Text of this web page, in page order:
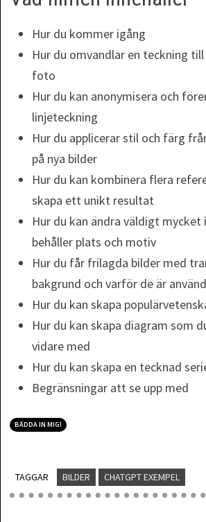
Hur du kommer igång
Hur du omvandlar en teckning
foto
Hur du kan anonymisera och
linjeteckning
Hur du applicerar stil och färg
på nya bilder
Hur du kan kombinera flera
skapa ett unikt resultat
Hur du kan ändra väldigt mycket
behåller plats och motiv
Hur du får frilagda bilder med
bakgrund och varför de är
Hur du kan skapa
Hur du kan skapa diagram som
vidare med
Hur du kan skapa en tecknad
Begränsningar att se upp med
BÄDDA IN MIG!
TAGGAR BILDER CHATGPT EXEMPEL